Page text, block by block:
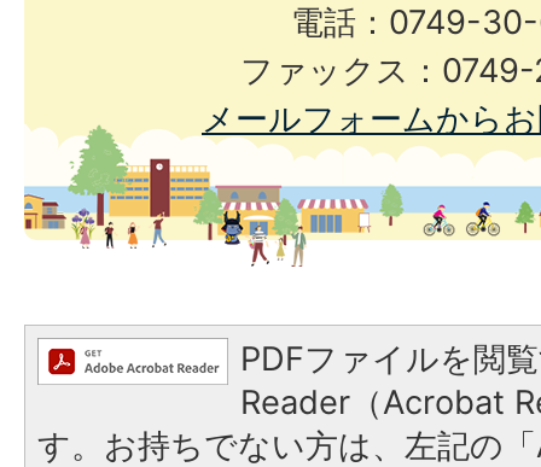
電話：0749-
ファックス：
メールフォームから
PDFファイルを閲
Reader（Acrobat
す。お持ちでない方は、左記の